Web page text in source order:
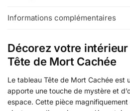
Informations complémentaires
Décorez votre
Tête de Mort Cachée
Le tableau Tête de Mort Cachée est
apporte une touche de mystère et
espace. Cette pièce